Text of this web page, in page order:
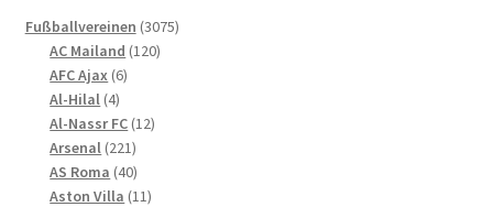
Fußballvereinen 30753075
AC Mailand 120120
AFC Ajax 66
Al-Hilal 44
Produkte
Al-Nassr FC 1212
Arsenal 221221
Produkte
AS Roma 4040
Produkte
Aston Villa 1111